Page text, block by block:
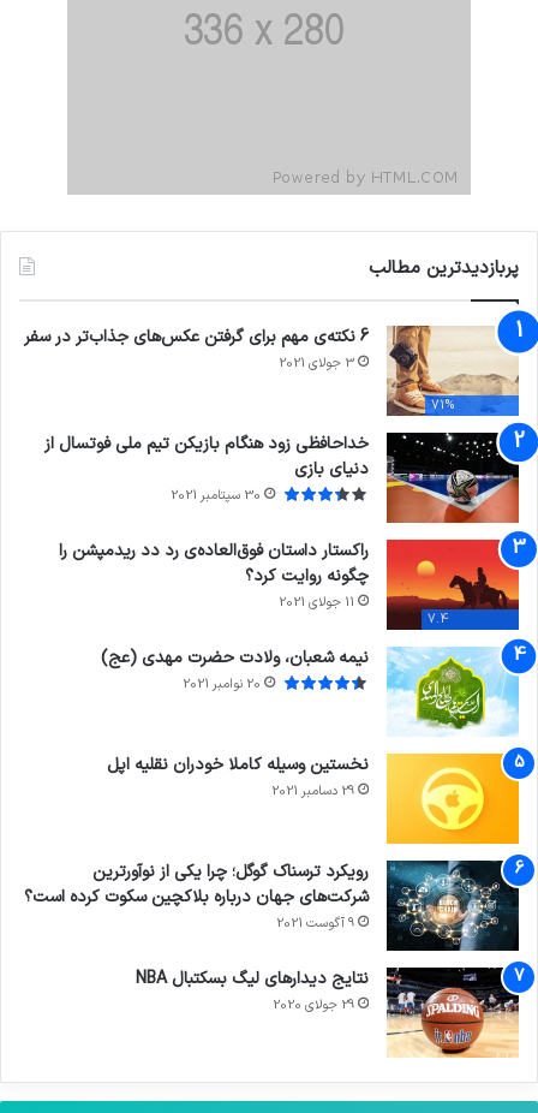
پربازدیدترین مطالب
71%
6 نکته‌ی مهم برای گرفتن عکس‌های جذاب‌تر در سفر
3 جولای 2021
خداحافظی زود هنگام بازیکن تیم ملی فوتسال از
دنیای بازی
30 سپتامبر 2021
7.4
راکستار داستان فوق‌العاده‌ی رد دد ریدمپشن را
چگونه روایت کرد؟
11 جولای 2021
نیمه شعبان، ولادت حضرت مهدی (عج)
20 نوامبر 2021
نخستین وسیله کاملا خودران نقلیه اپل
29 دسامبر 2021
رویکرد ترسناک گوگل؛ چرا یکی از نوآورترین
شرکت‌های جهان درباره بلاکچین سکوت کرده است؟
9 آگوست 2021
نتایج دیدار‌های لیگ بسکتبال NBA
29 جولای 2020